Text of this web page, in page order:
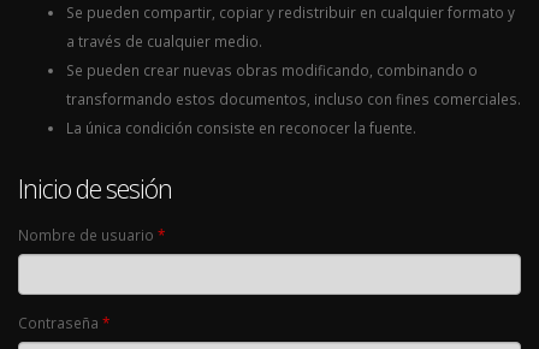
Se pueden compartir, copiar y redistribuir en cualquier formato y
a través de cualquier medio.
Se pueden crear nuevas obras modificando, combinando o
transformando estos documentos, incluso con fines comerciales.
La única condición consiste en reconocer la fuente.
Inicio de sesión
Nombre de usuario *
Contraseña *